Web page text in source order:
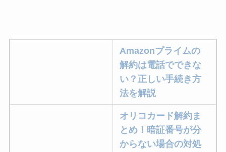
Amazonプライムの
解約は電話でできな
い？正しい手続き方
法を解説
オリコカード解約ま
とめ！暗証番号が分
からない場合の対処